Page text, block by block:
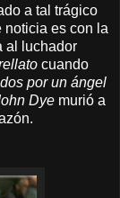
a tal trágico
noticia es con la
al luchador
cuando
por un ángel
Dye murió a